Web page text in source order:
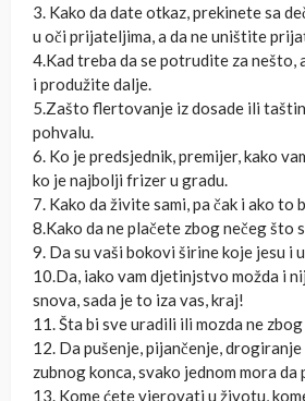
3. Kako da date otkaz, prekinete sa
u oči prijateljima, a da ne uništite
4.Kad treba da se potrudite za nešto,
i produžite dalje.
5.Zašto flertovanje iz dosade ili
pohvalu.
6. Ko je predsjednik, premijer, kako
ko je najbolji frizer u gradu.
7. Kako da živite sami, pa čak i ako to
8.Kako da ne plačete zbog nečeg što
9. Da su vaši bokovi širine koje jesu i
10.Da, iako vam djetinjstvo možda i
snova, sada je to iza vas, kraj!
11. Šta bi sve uradili ili mozda ne
12. Da pušenje, pijančenje,
zubnog konca, svako jednom mora da
13. Kome ćete vjerovati u životu,